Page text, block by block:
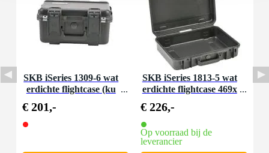
SKB iSeries 1309-6 wat
erdichte flightcase (ku
€ 201,-
SKB iSeries 1813-5 wat
erdichte flightcase 469x
€ 226,-
Op voorraad bij de
leverancier